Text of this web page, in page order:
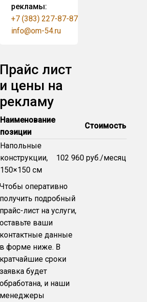
рекламы:
+7 (383) 227-87-87
info@om-54.ru
Прайс лист
и цены на
рекламу
Наименование
позиции
Стоимость
Напольные
конструкции,
150×150 см
102 960 руб./месяц
Чтобы оперативно
получить подробный
прайс-лист на услуги,
оставьте ваши
контактные данные
в форме ниже. В
кратчайшие сроки
заявка будет
обработана, и наши
менеджеры